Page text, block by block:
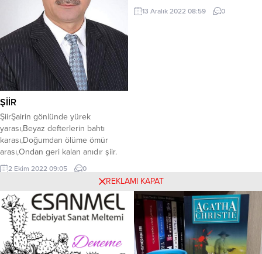
ŞİİR
ŞiirŞairin gönlünde yürek
yarası,Beyaz defterlerin bahtı
karası,Doğumdan ölüme ömür
arası,Ondan geri kalan anıdır şiir.
Bazen haykırıştır olan zulüm’e,An
olur boğazda kalır kelime,Köroğlu
misali yiğit dilime,Şairin şerefi
şanıdır şiir. Bir mısralık sözle başı
kestirir,Pir sultan abdaldır darda
astırır,Züleyha’yı Yusuf gibi
küstürür,Kalemin döktüğü kanıdır
şiir. Hallaç gibi Hak der gidermiş
2 Ekim 2022 09:05 0
dersin yerinde? Kaçışın yok,
Kurtuluşun yok işin bitiktir
13 Aralık 2022 08:59 0
REKLAMI KAPAT